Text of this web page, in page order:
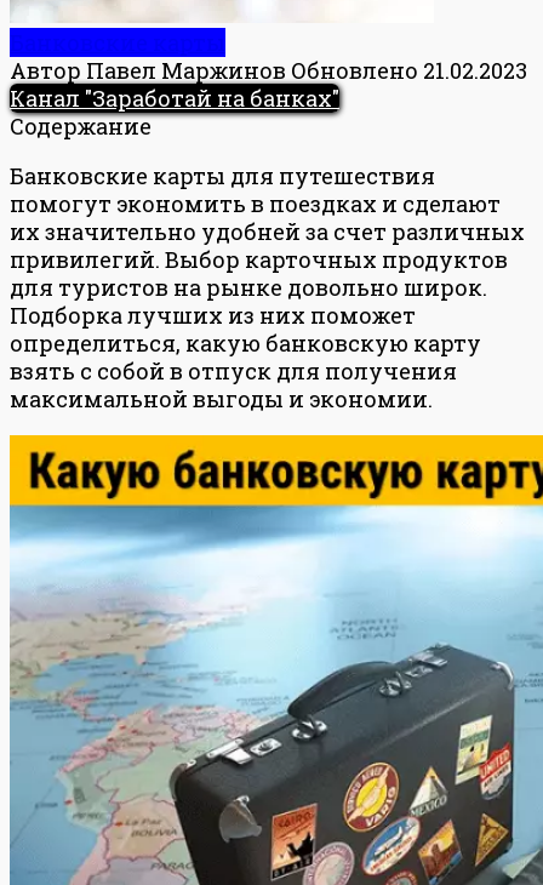
Автор Павел Маржинов Обновлено 21.02.2023
Канал "Заработай на банках"
Содержание
Банковские карты для путешествия
помогут экономить в поездках и сделают
их значительно удобней за счет различных
привилегий. Выбор карточных продуктов
для туристов на рынке довольно широк.
Подборка лучших из них поможет
определиться, какую банковскую карту
взять с собой в отпуск для получения
максимальной выгоды и экономии.